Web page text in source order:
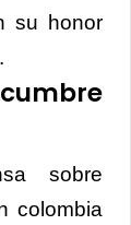
su honor
sobre
colombia